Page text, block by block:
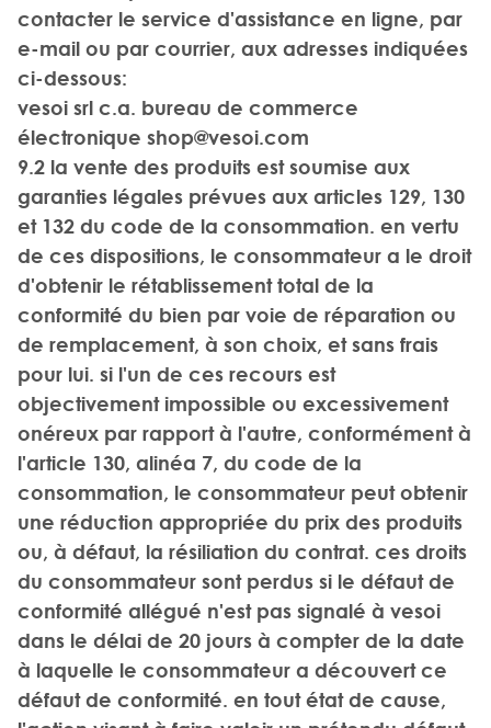
contacter le service d'assistance en ligne, par
e-mail ou par courrier, aux adresses indiquées
ci-dessous:
vesoi srl c.a. bureau de commerce
électronique shop@vesoi.com
9.2 la vente des produits est soumise aux
garanties légales prévues aux articles 129, 130
et 132 du code de la consommation. en vertu
de ces dispositions, le consommateur a le droit
d'obtenir le rétablissement total de la
conformité du bien par voie de réparation ou
de remplacement, à son choix, et sans frais
pour lui. si l'un de ces recours est
objectivement impossible ou excessivement
onéreux par rapport à l'autre, conformément à
l'article 130, alinéa 7, du code de la
consommation, le consommateur peut obtenir
une réduction appropriée du prix des produits
ou, à défaut, la résiliation du contrat. ces droits
du consommateur sont perdus si le défaut de
conformité allégué n'est pas signalé à vesoi
dans le délai de 20 jours à compter de la date
à laquelle le consommateur a découvert ce
défaut de conformité. en tout état de cause,